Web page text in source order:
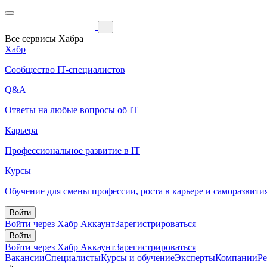
Все сервисы Хабра
Хабр
Сообщество IT-специалистов
Q&A
Ответы на любые вопросы об IT
Карьера
Профессиональное развитие в IT
Курсы
Обучение для смены профессии, роста в карьере и
Войти
Войти через Хабр АккаунтЗарегистрироваться
Войти
Войти через Хабр АккаунтЗарегистрироваться
ВакансииСпециалистыКурсы и обучениеЭкспертыКомпании